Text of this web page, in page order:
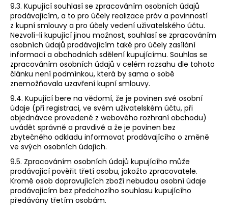
9.3. Kupující souhlasí se zpracováním osobních údajů
prodávajícím, a to pro účely realizace práv a povinností
z kupní smlouvy a pro účely vedení uživatelského účtu.
Nezvolí-li kupující jinou možnost, souhlasí se zpracováním
osobních údajů prodávajícím také pro účely zasílání
informací a obchodních sdělení kupujícímu. Souhlas se
zpracováním osobních údajů v celém rozsahu dle tohoto
článku není podmínkou, která by sama o sobě
znemožňovala uzavření kupní smlouvy.
9.4. Kupující bere na vědomí, že je povinen své osobní
údaje (při registraci, ve svém uživatelském účtu, při
objednávce provedené z webového rozhraní obchodu)
uvádět správně a pravdivě a že je povinen bez
zbytečného odkladu informovat prodávajícího o změně
ve svých osobních údajích.
9.5. Zpracováním osobních údajů kupujícího může
prodávající pověřit třetí osobu, jakožto zpracovatele.
Kromě osob dopravujících zboží nebudou osobní údaje
prodávajícím bez předchozího souhlasu kupujícího
předávány třetím osobám.